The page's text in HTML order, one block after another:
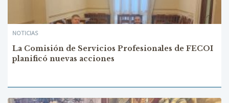
NOTICIAS
La Comisión de Servicios Profesionales de FECOI
planificó nuevas acciones